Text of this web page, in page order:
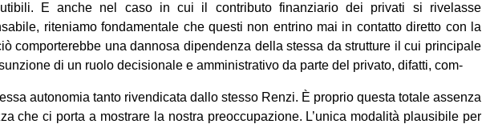
E anche nel caso in cui il contributo finanziario dei privati si rivelasse
riteniamo fondamentale che questi non entrino mai in contatto diretto con la
comporterebbe una dannosa dipendenza della stessa da strutture il cui principale
di un ruolo decisionale e amministrativo da parte del privato, difatti, com-
autonomia tanto rivendicata dallo stesso Renzi. È proprio questa totale assenza
che ci porta a mostrare la nostra preoccupazione. L’unica modalità plausibile per